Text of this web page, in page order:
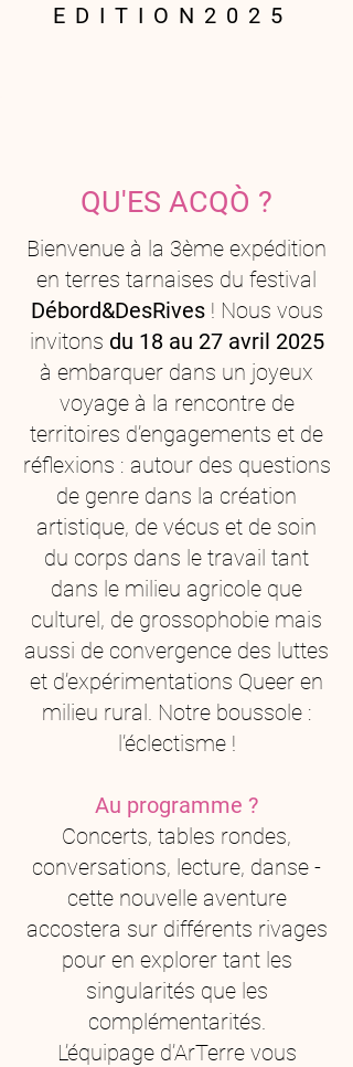
E D I T I O N 2 0 2 5
QU'ES ACQÒ ?
Bienvenue à la 3ème expédition
en terres tarnaises du festival
Débord&DesRives ! Nous vous
invitons du 18 au 27 avril 2025
à embarquer dans un joyeux
voyage à la rencontre de
territoires d’engagements et de
réflexions : autour des questions
de genre dans la création
artistique, de vécus et de soin
du corps dans le travail tant
dans le milieu agricole que
culturel, de grossophobie mais
aussi de convergence des luttes
et d’expérimentations Queer en
milieu rural. Notre boussole :
l’éclectisme !
Au programme ?
Concerts, tables rondes,
conversations, lecture, danse -
cette nouvelle aventure
accostera sur différents rivages
pour en explorer tant les
singularités que les
complémentarités.
L’équipage d’ArTerre vous